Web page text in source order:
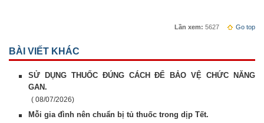
Lần xem: 5627 Go top
BÀI VIẾT KHÁC
SỬ DỤNG THUỐC ĐÚNG CÁCH ĐỂ BẢO VỆ CHỨC NĂNG
GAN.
( 08/07/2026)
Mỗi gia đình nên chuẩn bị tủ thuốc trong dịp Tết.